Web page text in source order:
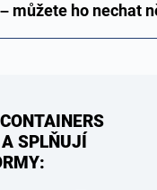
můžete ho nechat
SPLŇUJÍ